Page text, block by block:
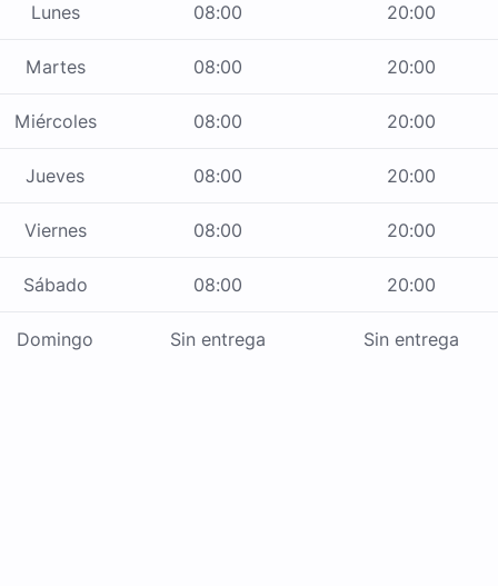
Lunes 08:00 20:00
Martes 08:00 20:00
Miércoles 08:00 20:00
Jueves 08:00 20:00
Viernes 08:00 20:00
Sábado 08:00 20:00
Domingo Sin entrega Sin entrega